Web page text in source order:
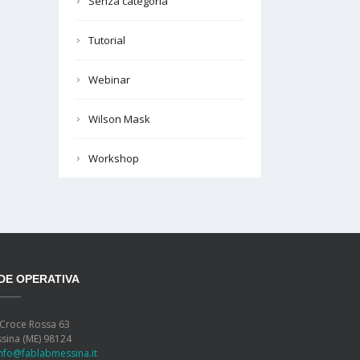
Tutorial
Webinar
Wilson Mask
Workshop
OPERATIVA
Rossa 63
(ME) 98124